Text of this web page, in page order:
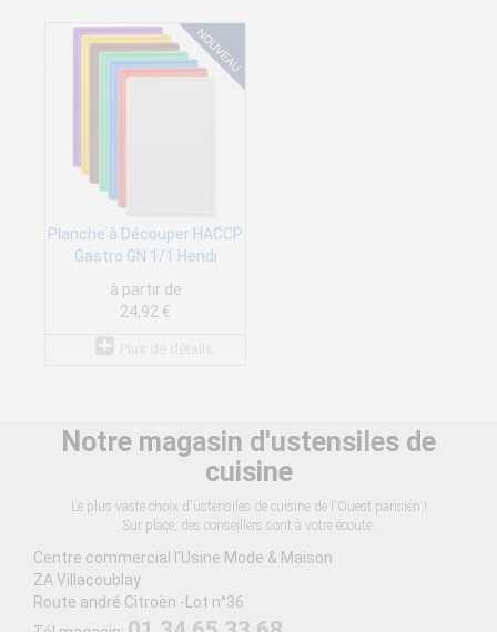
Planche à Découper HACCP
Gastro GN 1/1 Hendi
à partir de
24,92 €
Notre magasin d'ustensiles de
cuisine
Le plus vaste choix d'ustensiles de cuisine de l'Ouest parisien !
Sur place, des conseillers sont à votre écoute.
Centre commercial l'Usine Mode & Maison
ZA Villacoublay
Route andré Citroën -Lot n°36